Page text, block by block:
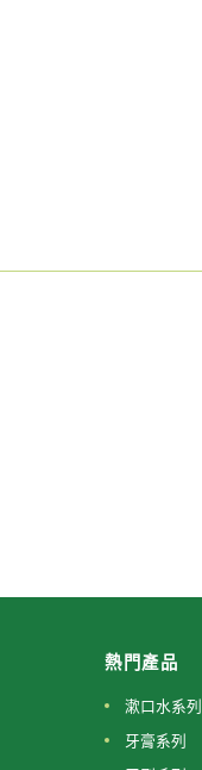
熱門產品
漱口水系列
牙膏系列